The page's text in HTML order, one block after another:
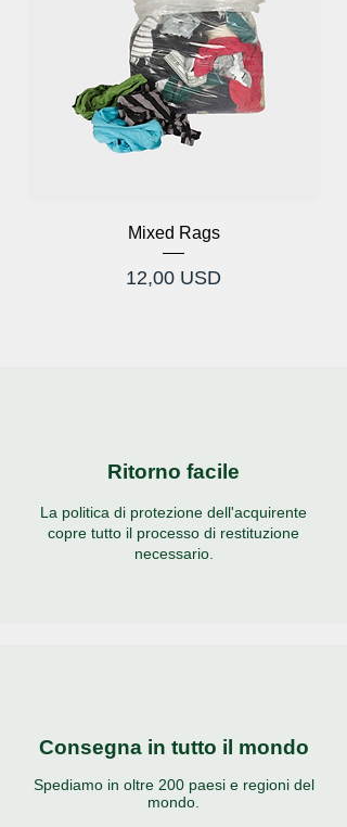
Mixed Rags
Prezzo
12,00 USD
Ritorno facile
La politica di protezione dell'acquirente
copre tutto il processo di restituzione
necessario.
Consegna in tutto il mondo
Spediamo in oltre 200 paesi e regioni del
mondo.